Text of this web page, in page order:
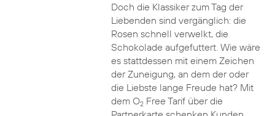
Doch die Klassiker zum Tag der
Liebenden sind vergänglich: die
Rosen schnell verwelkt, die
Schokolade aufgefuttert. Wie wäre
es stattdessen mit einem Zeichen
der Zuneigung, an dem der oder
die Liebste lange Freude hat? Mit
dem O2Free Tarif über die